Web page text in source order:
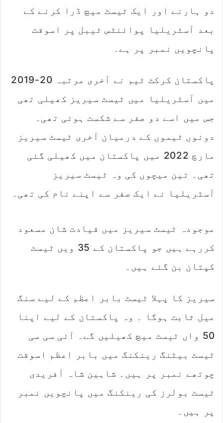
دو ہارنے اور ایک ٹیسٹ میچ ڈرا کرنے کے
بعد آسٹریلیا پوائنٹس ٹیبل پر اسوقت
پانچویں نمبر پر ہے۔
پاکستان کرکٹ ٹیم نے آخری مرتبہ 20-2019
میں آسٹریلیا میں ٹیسٹ سیریز کھیلی تھی
جس میں اسے دو صفر سے شکست ہوئی تھی۔
دونوں ٹیموں کے درمیان آخری ٹیسٹ سیریز
مارچ 2022 میں پاکستان میں کھیلی گئی
تھی۔ تین میچوں کی وہ ٹیسٹ سیریز
آسٹریلیا نے ایک صفر سے اپنے نام کی تھی۔
موجودہ ٹیسٹ سیریز میں قیادت شان مسعود
کررہے ہیں جو پاکستان کے 35 ویں ٹیسٹ
کپتان بن گئے ہیں۔
سیریز کا پہلا ٹیسٹ بابر اعظم کے لیے سنگ
میل ثابت ہوگا ۔ وہ پاکستان کے لیے اپنا
50 واں ٹیسٹ میچ کھیلیں گے۔ آئی سی سی
ٹیسٹ بیٹنگ رینکنگ میں بابر اعظم اسوقت
چوتھے نمبر پر ہیں۔ شاہین شاہ آفریدی
ٹیسٹ بولرز کی رینکنگ میں پانچویں نمبر
پر ہیں۔